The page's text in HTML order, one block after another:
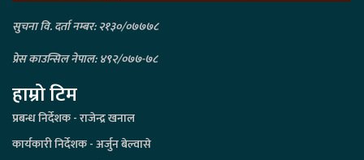
सुचना वि. दर्ता नम्बर: २१३०/०७७७८
प्रेस काउन्सिल नेपाल: ४९२/०७७-७८
हाम्रो टिम
प्रबन्ध निर्देशक - राजेन्द्र खनाल
कार्यकारी निर्देशक - अर्जुन बेल्वासे